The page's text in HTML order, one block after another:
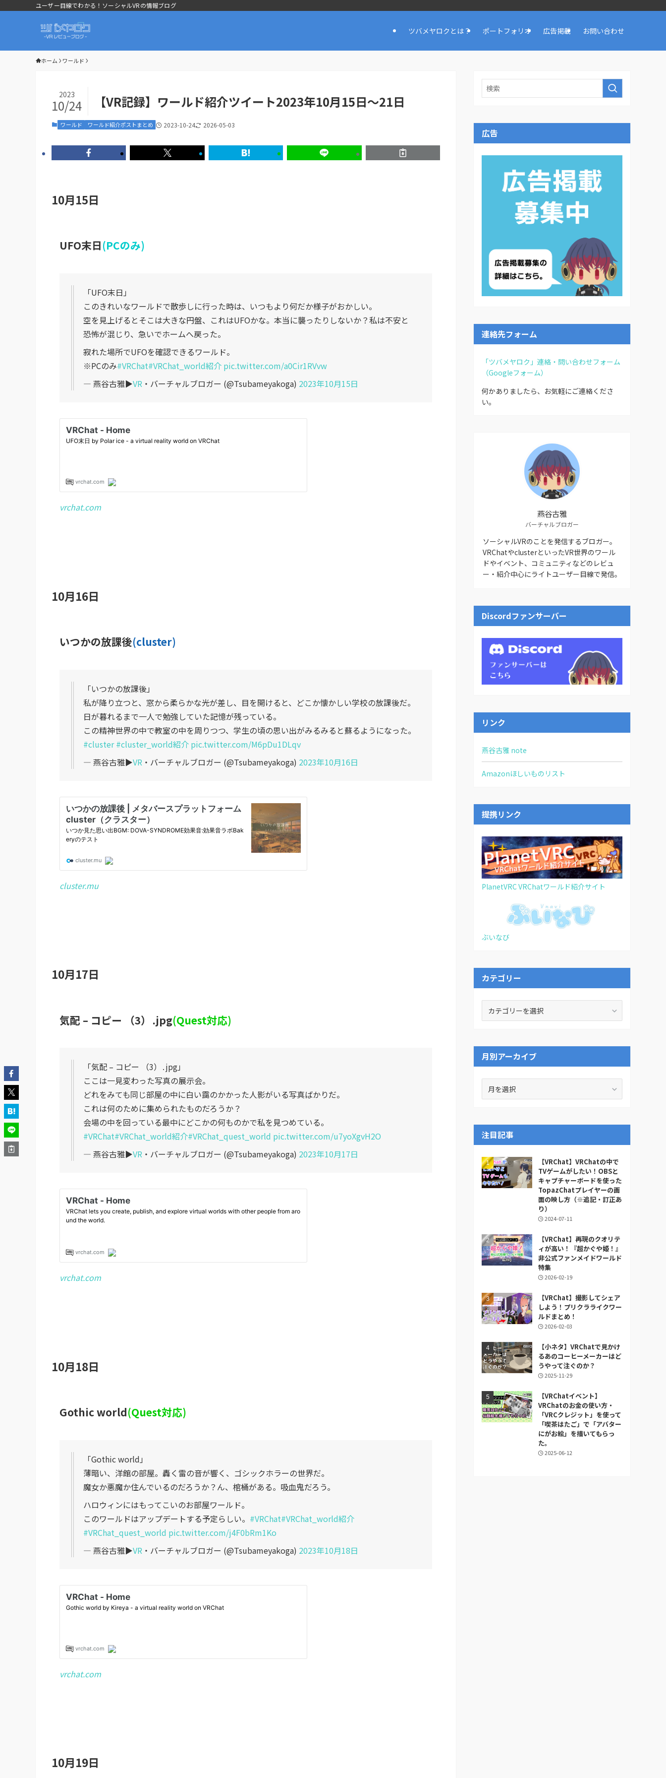
ユーザー目線でわかる！ソーシャルVRの情報ブログ
ツバメヤロクとは？ ポートフォリオ 広告掲載 お問い合わせ
ホーム ワールド
【VR記録】ワールド紹介ツイート2023年10月15日〜21日
2023
10/24
ワールド ワールド紹介ポストまとめ 2023-10-24 2026-05-03
10月15日
UFO末日(PCのみ)
「UFO末日」
このきれいなワールドで散歩しに行った時は、いつもより何だか様子がおかしい。
空を見上げるとそこは大きな円盤、これはUFOかな。本当に襲ったりしないか？私は不安と
恐怖が混じり、急いでホームへ戻った。
寂れた場所でUFOを確認できるワールド。
※PCのみ#VRChat#VRChat_world紹介 pic.twitter.com/a0Cir1RVvw
— 燕谷古雅▶︎VR ・バーチャルブロガー (@Tsubameyakoga) 2023年10月15日
vrchat.com
10月16日
いつかの放課後(cluster)
「いつかの放課後」
私が降り立つと、窓から柔らかな光が差し、目を開けると、どこか懐かしい学校の放課後だ。
日が暮れるまで一人で勉強していた記憶が残っている。
この精神世界の中で教室の中を周りつつ、学生の頃の思い出がみるみると蘇るようになった。
#cluster #cluster_world紹介 pic.twitter.com/M6pDu1DLqv
— 燕谷古雅▶︎VR ・バーチャルブロガー (@Tsubameyakoga) 2023年10月16日
cluster.mu
10月17日
気配 – コピー （3）․jpg(Quest対応)
「気配 – コピー （3）․jpg」
ここは一見変わった写真の展示会。
どれをみても同じ部屋の中に白い靄のかかった人影がいる写真ばかりだ。
これは何のために集められたものだろうか？
会場の中を回っている最中にどこかの何ものかで私を見つめている。
#VRChat#VRChat_world紹介#VRChat_quest_world pic.twitter.com/u7yoXgvH2O
— 燕谷古雅▶︎VR ・バーチャルブロガー (@Tsubameyakoga) 2023年10月17日
vrchat.com
10月18日
Gothic world(Quest対応)
「Gothic world」
薄暗い、洋館の部屋。轟く雷の音が響く、ゴシックホラーの世界だ。
魔女か悪魔か住んでいるのだろうか？ん、棺桶がある。吸血鬼だろう。
ハロウィンにはもってこいのお部屋ワールド。
このワールドはアップデートする予定らしい。 #VRChat#VRChat_world紹介
#VRChat_quest_world pic.twitter.com/j4F0bRm1Ko
— 燕谷古雅▶︎VR ・バーチャルブロガー (@Tsubameyakoga) 2023年10月18日
vrchat.com
10月19日
広告
連絡先フォーム
「ツバメヤロク」連絡・問い合わせフォーム
（Googleフォーム）
何かありましたら、お気軽にご連絡くださ
い。
燕谷古雅
バーチャルブロガー
ソーシャルVRのことを発信するブロガー。
VRChatやclusterといったVR世界のワール
ドやイベント、コミュニティなどのレビュ
ー・紹介中心にライトユーザー目線で発信。
Discordファンサーバー
リンク
燕谷古雅 note
Amazonほしいものリスト
提携リンク
PlanetVRC VRChatワールド紹介サイト
ぶいなび
カテゴリー
ー
月別アーカイブ
カ
イ
注目記事
【VRChat】VRChatの中で
TVゲームがしたい！OBSと
キャプチャーボードを使った
TopazChatプレイヤーの画
面の映し方（※追記・訂正あ
り）
2024-07-11
【VRChat】再現のクオリテ
ィが高い！『超かぐや姫！』
非公式ファンメイドワールド
特集
2026-02-19
【VRChat】撮影してシェア
しよう！プリクラライクワー
ルドまとめ！
2026-02-03
【小ネタ】VRChatで見かけ
るあのコーヒーメーカーはど
うやって注ぐのか？
2025-11-29
【VRChatイベント】
VRChatのお金の使い方・
「VRCクレジット」を使って
「喫茶はたご」で「アバター
にがお絵」を描いてもらっ
た。
2025-06-12